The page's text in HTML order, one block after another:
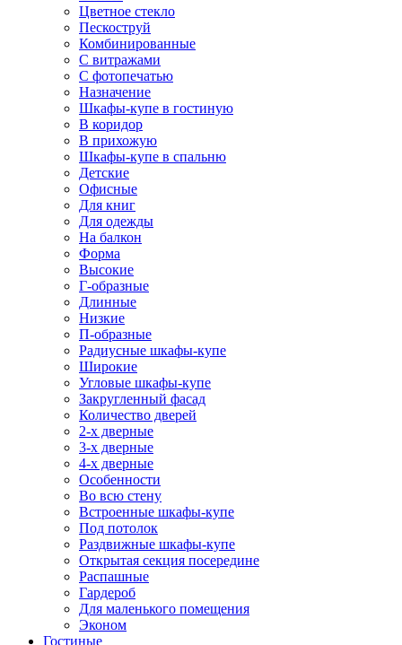
Цветное стекло
Пескоструй
Комбинированные
С витражами
С фотопечатью
Назначение
Шкафы-купе в гостиную
В коридор
В прихожую
Шкафы-купе в спальню
Детские
Офисные
Для книг
Для одежды
На балкон
Форма
Высокие
Г-образные
Длинные
Низкие
П-образные
Радиусные шкафы-купе
Широкие
Угловые шкафы-купе
Закругленный фасад
Количество дверей
2-х дверные
3-х дверные
4-х дверные
Особенности
Во всю стену
Встроенные шкафы-купе
Под потолок
Раздвижные шкафы-купе
Открытая секция посередине
Распашные
Гардероб
Для маленького помещения
Эконом
Гостиные